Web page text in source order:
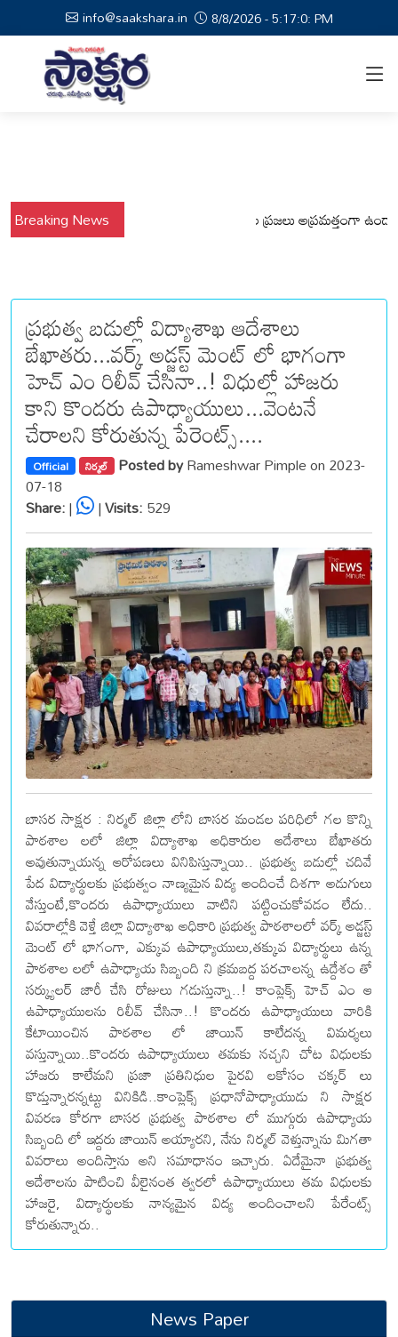
info@saakshara.in 8/8/2026 - 5:17:1: PM
Breaking News
నేపథ్యంలో కోటపల్లి, వేమనపల్లి మండలాల ప్రజలు అప్రమత్తంగా ఉండాలి
ప్రభుత్వ బడుల్లో విద్యాశాఖ ఆదేశాలు
బేఖాతరు...వర్క్ అడ్జస్ట్ మెంట్ లో భాగంగా
హెచ్ ఎం రిలీవ్ చేసినా..! విధుల్లో హాజరు
కాని కొందరు ఉపాధ్యాయులు...వెంటనే
చేరాలని కోరుతున్న పేరెంట్స్....
Official నిర్మల్ Posted byRameshwar Pimple on 2023-
07-18
Share:| |Visits:529
బాసర సాక్షర : నిర్మల్ జిల్లా లోని బాసర మండల పరిధిలో గల కొన్ని
పాఠశాల లలో జిల్లా విద్యాశాఖ అధికారుల ఆదేశాలు బేఖాతరు
అవుతున్నాయన్న ఆరోపణలు వినిపిస్తున్నాయి.. ప్రభుత్వ బడుల్లో చదివే
పేద విద్యార్థులకు ప్రభుత్వం నాణ్యమైన విద్య అందించే దిశగా అడుగులు
వేస్తుంటే,కొందరు ఉపాధ్యాయులు వాటిని పట్టించుకోవడం లేదు..
వివరాల్లోకి వెళ్తే జిల్లా విద్యాశాఖ అధికారి ప్రభుత్వ పాఠశాలలో వర్క్ అడ్జస్ట్
మెంట్ లో భాగంగా, ఎక్కువ ఉపాధ్యాయులు,తక్కువ విద్యార్థులు ఉన్న
పాఠశాల లలో ఉపాధ్యాయ సిబ్బంది ని క్రమబద్ద పరచాలన్న ఉద్దేశం తో
సర్క్యులర్ జారీ చేసి రోజులు గడుస్తున్నా..! కాంప్లెక్స్ హెచ్ ఎం ఆ
ఉపాధ్యాయులను రిలీవ్ చేసినా..! కొందరు ఉపాధ్యాయులు వారికి
కేటాయించిన పాఠశాల లో జాయిన్ కాలేదన్న విమర్శలు
వస్తున్నాయి..కొందరు ఉపాధ్యాయులు తమకు నచ్చని చోట విధులకు
హాజరు కాలేమని ప్రజా ప్రతినిధుల పైరవి లకోసం చక్కర్ లు
కొడ్తున్నారన్నట్టు వినికిడి..కాంప్లెక్స్ ప్రధానోపాధ్యాయుడు ని సాక్షర
వివరణ కోరగా బాసర ప్రభుత్వ పాఠశాల లో ముగ్గురు ఉపాధ్యాయ
సిబ్బంది లో ఇద్దరు జాయిన్ అయ్యారని, నేను నిర్మల్ వెళ్తున్నాను మిగతా
వివరాలు అందిస్తాను అని సమాధానం ఇచ్చారు. ఏదేమైనా ప్రభుత్వ
ఆదేశాలను పాటించి వీలైనంత త్వరలో ఉపాధ్యాయులు తమ విధులకు
హాజరై, విద్యార్థులకు నాన్యమైన విద్య అందించాలని పేరేంట్స్
కోరుతున్నారు..
News Paper